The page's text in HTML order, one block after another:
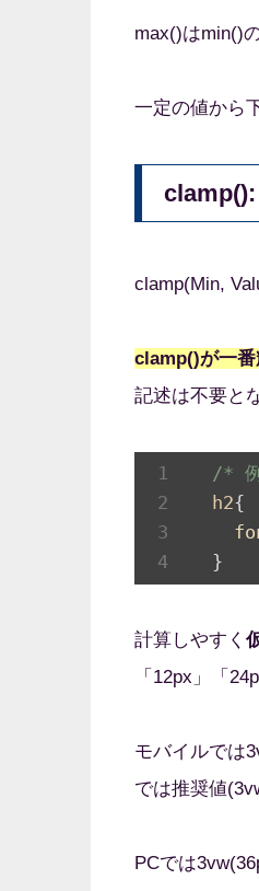
max()はmin()
一定の値から
clamp():
clamp(Min,
clamp()が一
記述は不要と
/*
h2{
  }
計算しやすく
「12px」「
モバイルでは
では推奨値
PCでは